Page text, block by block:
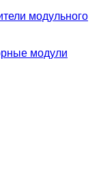
модульного
модули